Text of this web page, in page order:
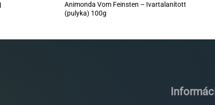
Animonda Vom Feinsten – Ivartalanított
(pulyka) 100g